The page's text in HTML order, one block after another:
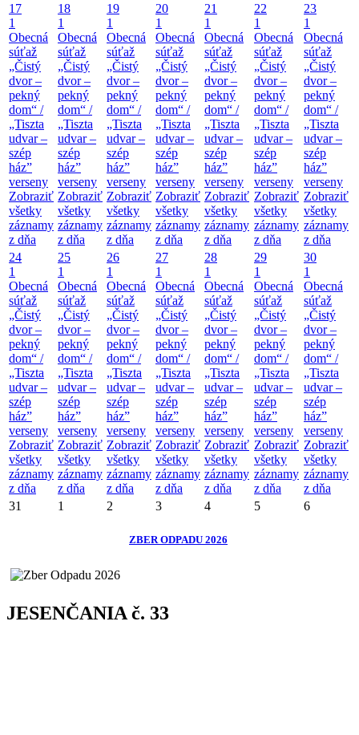
17
1
Obecná
súťaž
„Čistý
dvor –
pekný
dom“ /
„Tiszta
udvar –
szép
ház”
verseny
Zobraziť
všetky
záznamy
z dňa
18
1
Obecná
súťaž
„Čistý
dvor –
pekný
dom“ /
„Tiszta
udvar –
szép
ház”
verseny
Zobraziť
všetky
záznamy
z dňa
19
1
Obecná
súťaž
„Čistý
dvor –
pekný
dom“ /
„Tiszta
udvar –
szép
ház”
verseny
Zobraziť
všetky
záznamy
z dňa
20
1
Obecná
súťaž
„Čistý
dvor –
pekný
dom“ /
„Tiszta
udvar –
szép
ház”
verseny
Zobraziť
všetky
záznamy
z dňa
21
1
Obecná
súťaž
„Čistý
dvor –
pekný
dom“ /
„Tiszta
udvar –
szép
ház”
verseny
Zobraziť
všetky
záznamy
z dňa
22
1
Obecná
súťaž
„Čistý
dvor –
pekný
dom“ /
„Tiszta
udvar –
szép
ház”
verseny
Zobraziť
všetky
záznamy
z dňa
23
1
Obecná
súťaž
„Čistý
dvor –
pekný
dom“ /
„Tiszta
udvar –
szép
ház”
verseny
Zobraziť
všetky
záznamy
z dňa
24
1
Obecná
súťaž
„Čistý
dvor –
pekný
dom“ /
„Tiszta
udvar –
szép
ház”
verseny
Zobraziť
všetky
záznamy
z dňa
25
1
Obecná
súťaž
„Čistý
dvor –
pekný
dom“ /
„Tiszta
udvar –
szép
ház”
verseny
Zobraziť
všetky
záznamy
z dňa
26
1
Obecná
súťaž
„Čistý
dvor –
pekný
dom“ /
„Tiszta
udvar –
szép
ház”
verseny
Zobraziť
všetky
záznamy
z dňa
27
1
Obecná
súťaž
„Čistý
dvor –
pekný
dom“ /
„Tiszta
udvar –
szép
ház”
verseny
Zobraziť
všetky
záznamy
z dňa
28
1
Obecná
súťaž
„Čistý
dvor –
pekný
dom“ /
„Tiszta
udvar –
szép
ház”
verseny
Zobraziť
všetky
záznamy
z dňa
29
1
Obecná
súťaž
„Čistý
dvor –
pekný
dom“ /
„Tiszta
udvar –
szép
ház”
verseny
Zobraziť
všetky
záznamy
z dňa
30
1
Obecná
súťaž
„Čistý
dvor –
pekný
dom“ /
„Tiszta
udvar –
szép
ház”
verseny
Zobraziť
všetky
záznamy
z dňa
31
1 2 3 4 5 6
ZBER ODPADU 2026
JESENČANIA č. 33